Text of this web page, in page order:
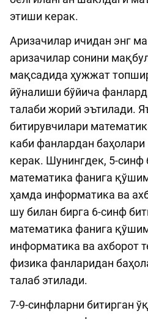
этиши керак.
Аризачилар ичидан энг
аризачилар сонини
мақсадида ҳужжат
йўналиши бўйича
талаби жорий эътилади.
битирувчилари
каби фанлардан баҳолари
керак. Шунингдек, 5-синф
математика фанига
ҳамда информатика ва
шу билан бирга 6-синф
математика фанига
информатика ва ахборот
физика фанларидан
талаб этилади.
7-9-синфларни битирган